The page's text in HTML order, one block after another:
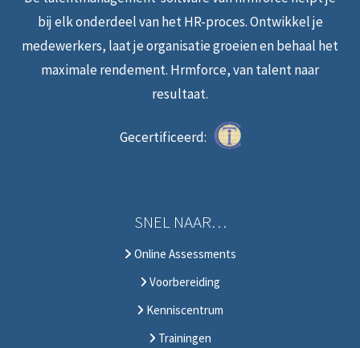
bij elk onderdeel van het HR-proces. Ontwikkel je
medewerkers, laat je organisatie groeien en behaal het
maximale rendement. Hrmforce, van talent naar
resultaat.
Gecertificeerd:
SNEL NAAR…
Online Assessments
Voorbereiding
Kenniscentrum
Trainingen